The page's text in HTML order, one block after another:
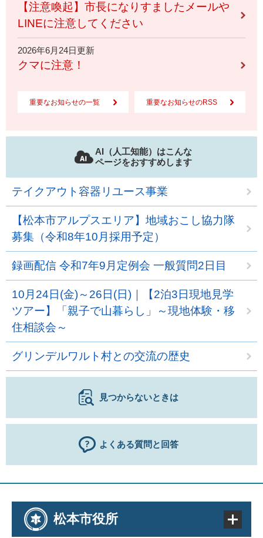
【注意喚起】市長になりすましたメールや
LINEに注意してください
2026年6月24日更新
クマに注意！
重要なお知らせの一覧 重要なお知らせのRSS
AI（人工知能）はこんな
ページをおすすめします
テイクアウト容器リユース事業
【松本市アルプスエリア】地域おこし協力隊
募集（令和8年10月採用予定）
録画配信 令和7年9月定例会 一般質問2日目
10月24日(金)～26日(日)｜【2泊3日現地見学
ツアー】「親子で山暮らし」～現地体験・移
住相談会～
グリンデルワルト村との交流の歴史
見つからないときは
よくある質問と回答
松本市役所